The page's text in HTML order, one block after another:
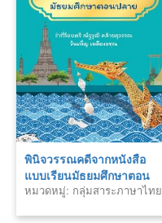
พินิจวรรณคดีจากหนังสือ
แบบเรียนมัธยมศึกษาตอน
ปลาย
หมวดหมู่: กลุ่มสาระภาษาไทย